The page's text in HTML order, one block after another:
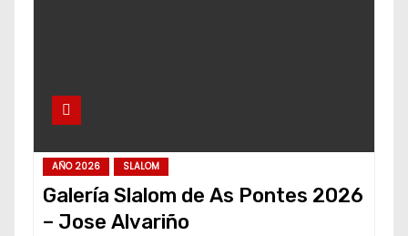
AÑO 2026 SLALOM
Galería Slalom de As Pontes 2026
– Jose Alvariño